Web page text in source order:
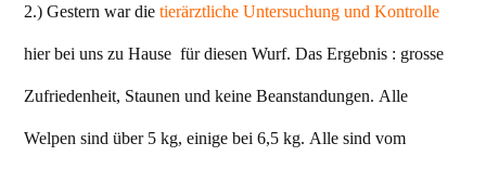
2.) Gestern war die tierärztliche Untersuchung und Kontrolle
hier bei uns zu Hause für diesen Wurf. Das Ergebnis : grosse
Zufriedenheit, Staunen und keine Beanstandungen. Alle
Welpen sind über 5 kg, einige bei 6,5 kg. Alle sind vom